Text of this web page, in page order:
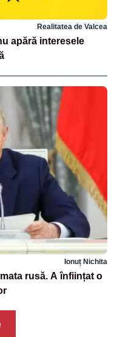
Realitatea de Valcea
apără interesele
Ionuț Nichita
rusă. A înființat o